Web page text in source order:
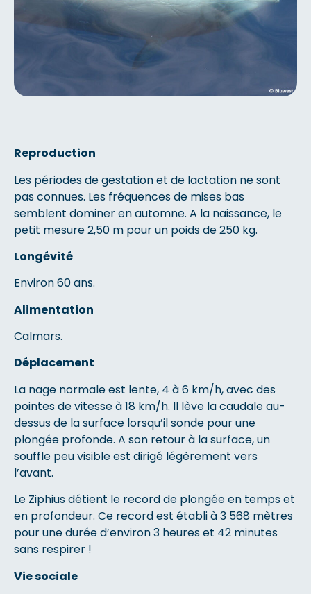
Reproduction
Les périodes de gestation et de lactation ne sont
pas connues. Les fréquences de mises bas
semblent dominer en automne. A la naissance, le
petit mesure 2,50 m pour un poids de 250 kg.
Longévité
Environ 60 ans.
Alimentation
Calmars.
Déplacement
La nage normale est lente, 4 à 6 km/h, avec des
pointes de vitesse à 18 km/h. Il lève la caudale au-
dessus de la surface lorsqu’il sonde pour une
plongée profonde. A son retour à la surface, un
souffle peu visible est dirigé légèrement vers
l’avant.
Le Ziphius détient le record de plongée en temps et
en profondeur. Ce record est établi à 3 568 mètres
pour une durée d’environ 3 heures et 42 minutes
sans respirer !
Vie sociale